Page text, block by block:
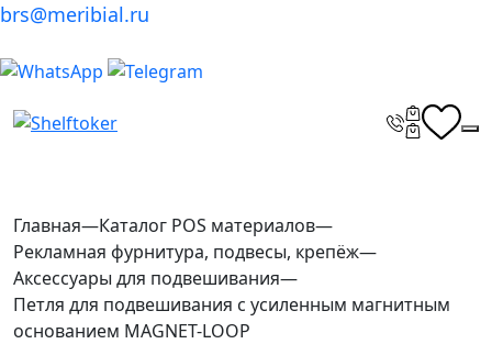
brs@meribial.ru
Главная—Каталог POS материалов—
Рекламная фурнитура, подвесы, крепёж—
Аксессуары для подвешивания—
Петля для подвешивания с усиленным магнитным
основанием MAGNET-LOOP